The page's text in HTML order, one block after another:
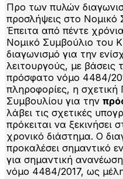
Προ των πυλών
προσλήψεις στο Νομικό
Έπειτα από πέντε
Νομικό Συμβούλιο του
διαγωνισμό για την
λειτουργούς, με βάσεις
πρόσφατο νόμο 4484/
πληροφορίες, η
Συμβουλίου για την
λάβει τις σχετικές
πρόκειται να ξεκινήσει
χρονικό διάστημα. Ο
προκαλέσει σημαντικό
για σημαντική
νόμο 4484/2017, ως